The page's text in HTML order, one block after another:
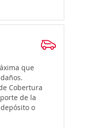
que
Cobertura
de la
o